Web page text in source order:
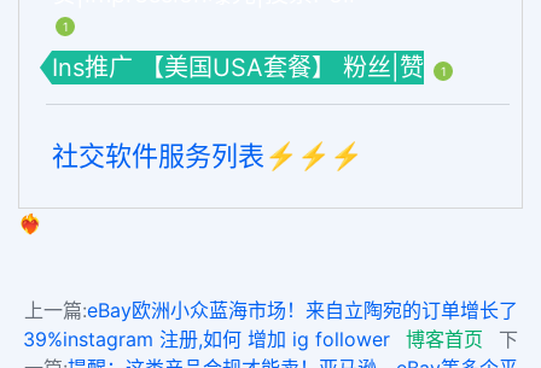
1
Ins推广 【美国USA套餐】 粉丝|赞 1
社交软件服务列表⚡️⚡️⚡️
❤️‍🔥
上一篇:eBay欧洲小众蓝海市场！来自立陶宛的订单增长了
39%instagram 注册,如何 增加 ig follower
博客首页
下